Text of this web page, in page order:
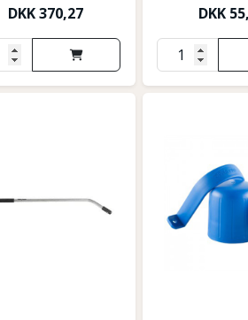
DKK370,27 DKK